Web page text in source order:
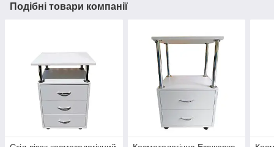
Подібні товари компанії